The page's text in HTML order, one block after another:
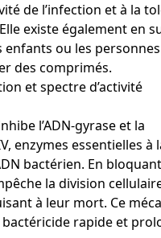
de l’infection et à la
existe également en
enfants ou les
des comprimés.
et spectre d’activité
l’ADN-gyrase et la
enzymes essentielles à
bactérien. En
la division
à leur mort. Ce
rapide et